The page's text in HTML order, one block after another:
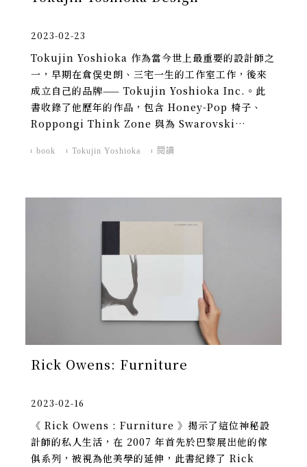
2023-02-23
Tokujin Yoshioka 作為當今世上最重要的設計師之
一，早期在倉俣史朗、三宅一生的工作室工作，後來
成立自己的品牌—— Tokujin Yoshioka Inc.。此
書收錄了他歷年的作品，包含 Honey-Pop 椅子、
Roppongi Think Zone 與為 Swarovski
book Tokujin Yoshioka 閱讀
Rick Owens: Furniture
2023-02-16
《 Rick Owens : Furniture 》揭示了這位神秘設
計師的私人生活，在 2007 年首先於巴黎展出他的傢
俱系列，被視為他美學的延伸，此書紀錄了 Rick